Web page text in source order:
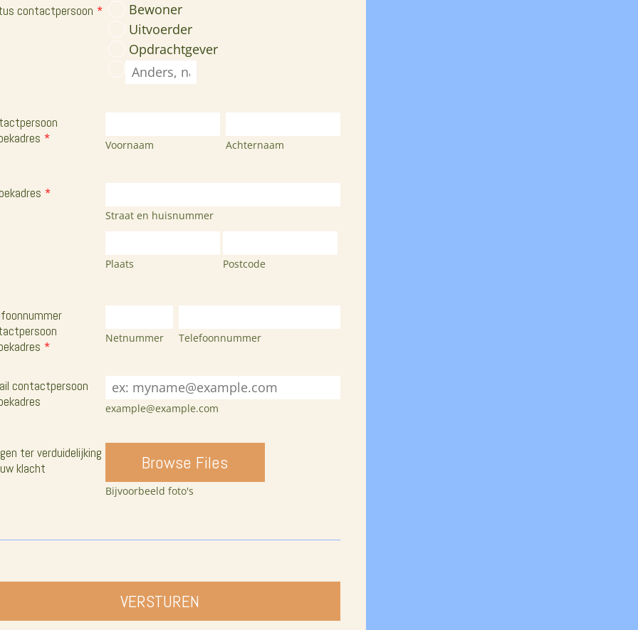
contactpersoon *
Bewoner
Uitvoerder
Opdrachtgever
* Voornaam Achternaam
*
Straat en huisnummer
Plaats Postcode
*
Netnummer Telefoonnummer
contactpersoon
example@example.com
ter verduidelijking
klacht
Browse Files
Bijvoorbeeld foto's
VERSTUREN